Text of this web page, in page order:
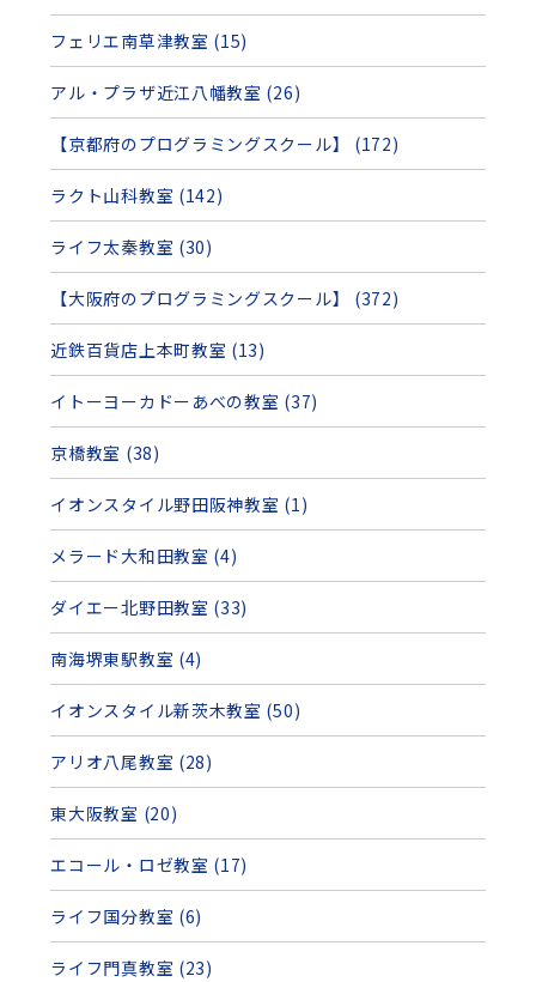
フェリエ南草津教室 (15)
アル・プラザ近江八幡教室 (26)
【京都府のプログラミングスクール】 (172)
ラクト山科教室 (142)
ライフ太秦教室 (30)
【大阪府のプログラミングスクール】 (372)
近鉄百貨店上本町教室 (13)
イトーヨーカドーあべの教室 (37)
京橋教室 (38)
イオンスタイル野田阪神教室 (1)
メラード大和田教室 (4)
ダイエー北野田教室 (33)
南海堺東駅教室 (4)
イオンスタイル新茨木教室 (50)
アリオ八尾教室 (28)
東大阪教室 (20)
エコール・ロゼ教室 (17)
ライフ国分教室 (6)
ライフ門真教室 (23)